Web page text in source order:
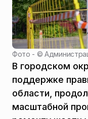
Фото - ©
В городском
поддержке
области,
масштабной